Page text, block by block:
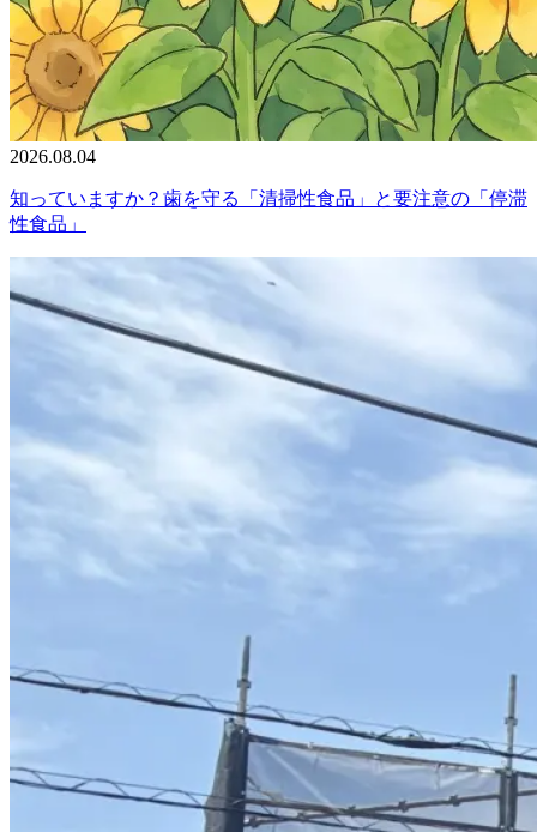
2026.08.04
知っていますか？歯を守る「清掃性食品」と要注意の「停滞
性食品」